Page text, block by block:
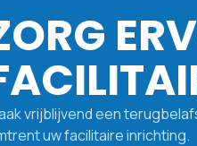
vrijblijvend een
uw facilitaire inrichting.